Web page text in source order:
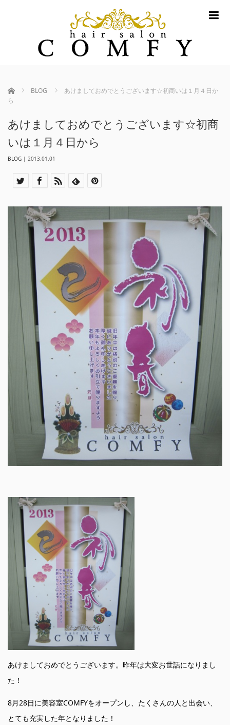
ホーム BLOG
あけましておめでとうございます☆初商いは１月４日か
ら
あけましておめでとうございます☆初商
いは１月４日から
BLOG | 2013.01.01
あけましておめでとうございます。昨年は大変お世話になりまし
た！
8月28日に美容室COMFYをオープンし、たくさんの人と出会い、
とても充実した年となりました！